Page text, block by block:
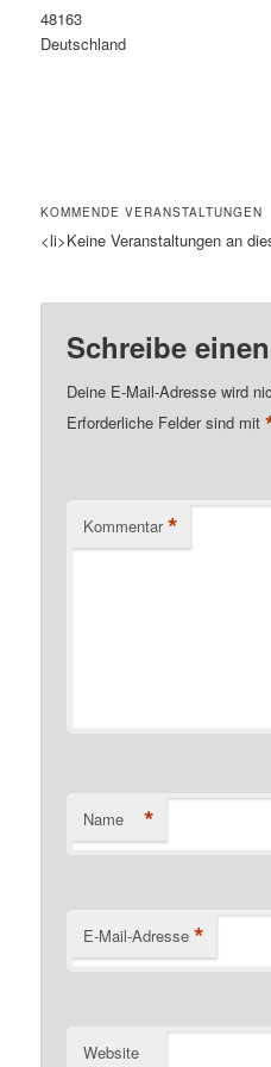
48163
Deutschland
KOMMENDE VERANSTALTUNGEN
<li>Keine Veranstaltungen an
Schreibe
Deine E-Mail-Adresse wird
Erforderliche Felder sind mit
Kommentar *
Name *
E-Mail-Adresse *
Website